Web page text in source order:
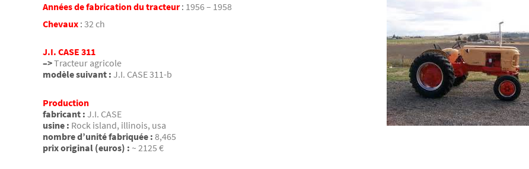
Années de fabrication du tracteur: 1956 – 1958
Chevaux : 32 ch
J.I. CASE 311
–>Tracteur agricole
modèle suivant : J.I. CASE 311-b
Production
fabricant : J.I. CASE
usine : Rock island, illinois, usa
nombre d’unité fabriquée : 8,465
prix original (euros) : ~ 2125 €